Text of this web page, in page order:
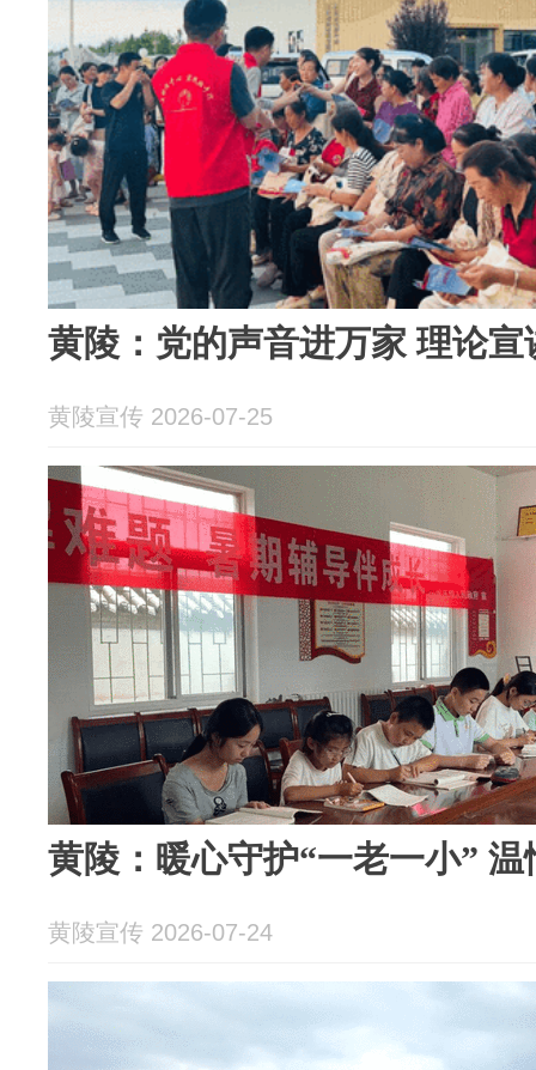
黄陵：党的声音进万家 理论宣
黄陵宣传 2026-07-25
黄陵：暖心守护“一老一小”
黄陵宣传 2026-07-24